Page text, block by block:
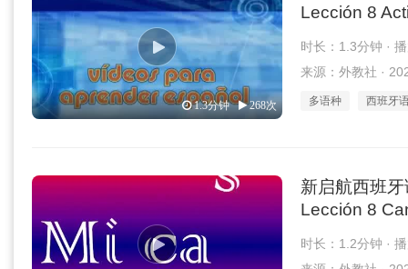
1.3分钟 268次
Lección 8
时长：1.3分钟 ·
来源：外教社 ·
多语种 西班牙
新启航西班
Lección 8
时长：1.2分钟 ·